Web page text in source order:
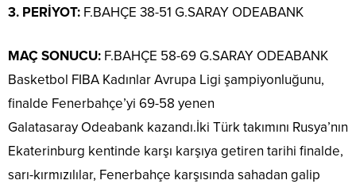
3. PERİYOT: F.BAHÇE 38-51 G.SARAY ODEABANK
MAÇ SONUCU: F.BAHÇE 58-69 G.SARAY ODEABANK
Basketbol FIBA Kadınlar Avrupa Ligi şampiyonluğunu,
finalde Fenerbahçe’yi 69-58 yenen
Galatasaray Odeabank kazandı.İki Türk takımını Rusya’nın
Ekaterinburg kentinde karşı karşıya getiren tarihi finalde,
sarı-kırmızılılar, Fenerbahçe karşısında sahadan galip